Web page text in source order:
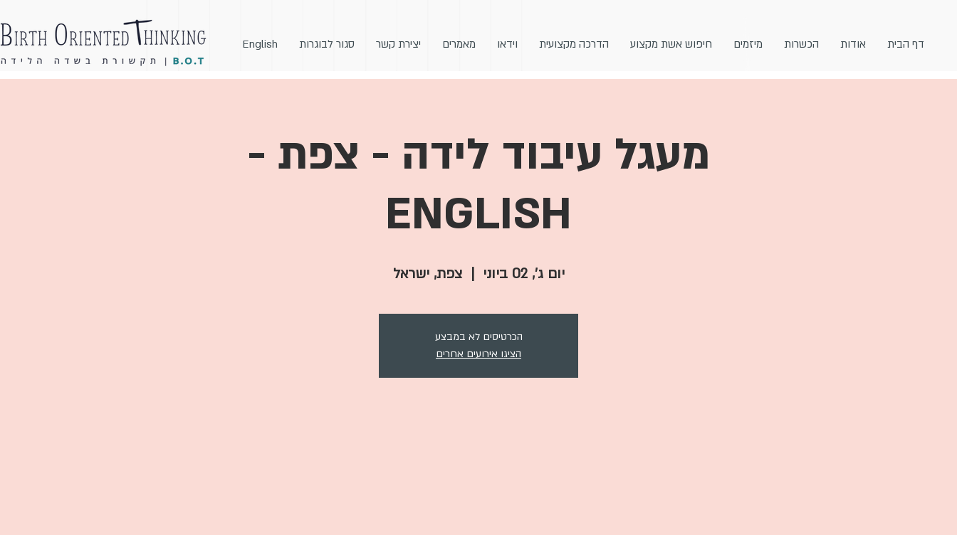
דף הבית אודות הכשרות מיזמים חיפוש אשת מקצוע הדרכה מקצועית וידאו מאמרים יצירת קשר סגור לבוגרות English
מעגל עיבוד לידה - צפת -
ENGLISH
יום ג׳, 02 ביוני
  |
צפת, ישראל
הכרטיסים לא במבצע
הציגו אירועים אחרים